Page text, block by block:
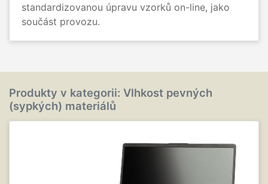
standardizovanou úpravu vzorků on-line, jako
součást provozu.
Produkty v kategorii: Vlhkost pevných
(sypkých) materiálů